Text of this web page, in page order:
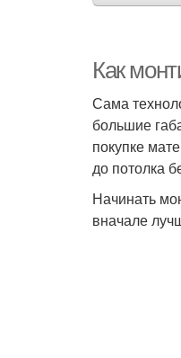
Как
Сама
большие
покупке
до потолка
Начинать
вначале